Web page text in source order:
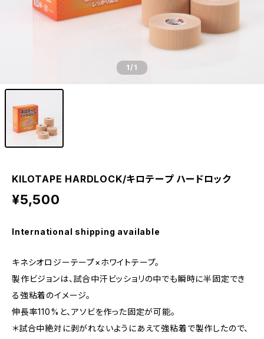
1/1
KILOTAPE HARDLOCK/キロテープ ハードロック
¥5,500
International shipping available
キネシオロジーテープ×ホワイトテープ。
製作ビジョンは、試合中汗ビッショリの中でも瞬時に半固定でき
る強粘着のイメージ。
伸長率110%と、アソビを作った固定が可能。
＊試合中絶対に剥がれないようにあえて強粘着で製作したので、